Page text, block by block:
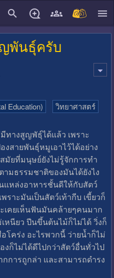
พันธ์ุครับ
Education)
วิทยาศาสตร์
างสูญพัธ์ุได้แล้ว เพราะ
สายพันธุ์หมูเอาไว้ได้อย่าง
ยที่มนุษย์ยังไม่รู้จักการทำ
ามธรรมชาติของมันได้ยังไง
แหล่งอาหารชั้นดีให้กับสัตว์
ราะมันเป็นสัตว์เท้ากีบ เขี้ยวก็
เคยเห็นฟันมันคล้ายๆคนมาก
หนียว ปีนขึ้นต้นไม้ก็ไม่ได้ วิ่งก็
โคร่ง อะไรพวกนี้ ว่ายน้ำก็ไม่
งก็ไม่ได้ดีไปกว่าสัตว์อื่นทั่วไป
กการถูกล่า และสามารถดำรง
close